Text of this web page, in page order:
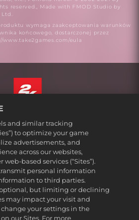
reserved., Made with FMOD Studio by
Ltd.
wymaga zaakceptowania warunków
końcowego, dostarczonej przez
eula
Prawne
prywatności
plików cookies
Wsparcie
moich danych osobowych
Lookup & Refunds
2K Ad Partners
Polski
and similar tracking
to optimize your game
advertisements, and
across our websites,
based services (“Sites”).
personal information
to third parties.
optional, but limiting or declining
may impact your visit and
change your settings in the
our Sites. For more